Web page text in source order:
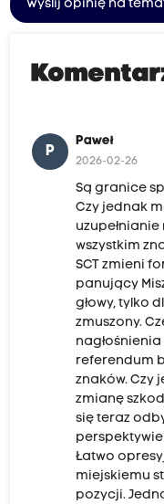
Wyślij opinię na
P
Paweł
2026-02-26
Są granice
Czy jednak
wszystkim
SCT zmieni
panujący
głowy, tylko
zmuszony.
referendum
znaków. Czy
zmianę
się teraz
Łatwo
miejskiemu
pozycji.